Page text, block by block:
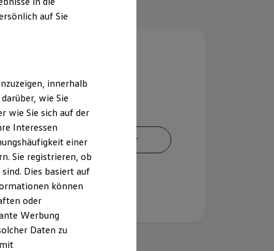
Ansprechpartner
auf Sie
innerhalb
wie Sie
wie Sie sich auf der
Interessen
einer
Sie registrieren, ob
Dies basiert auf
können
oder
Werbung
Daten zu